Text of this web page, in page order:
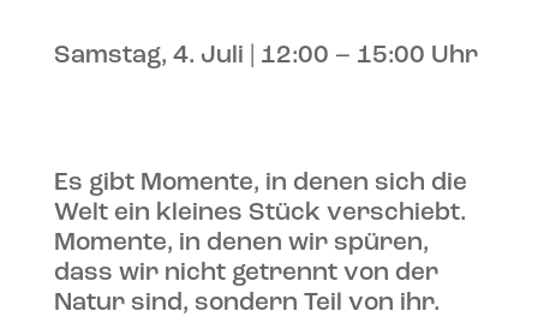
Samstag, 4. Juli | 12:00 – 15:00 Uhr
Es gibt Momente, in denen sich die
Welt ein kleines Stück verschiebt.
Momente, in denen wir spüren,
dass wir nicht getrennt von der
Natur sind, sondern Teil von ihr.